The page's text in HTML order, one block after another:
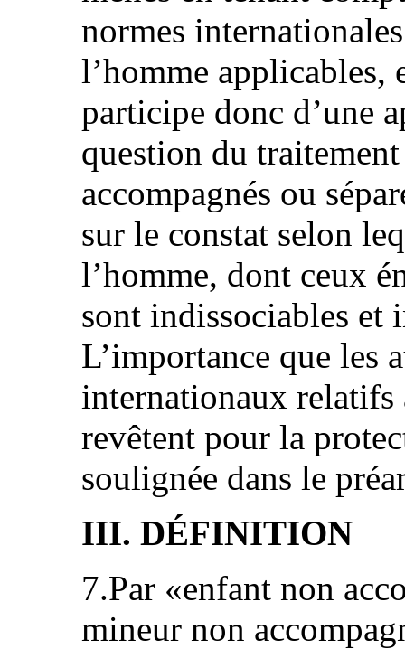
normes
l’homme applicables,
participe donc d’une
question du
accompagnés ou
sur le constat selon
l’homme, dont ceux
sont indissociables et
L’importance que les
internationaux relatifs
revêtent pour la
soulignée dans le
III. DÉFINITION
7.Par «enfant non
mineur non